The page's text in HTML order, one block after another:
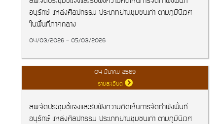
อนุรักษ์ แหล่งศิลปกรรม ประเภทย่านชุมชนเก่า ตามภูมินิเวศ
ในพื้นที่ภาคกลาง
04/03/2026 - 05/03/2026
04 มีนาคม 2569
รายละเอียด
สผ.จัดประชุมชี้แจงและรับฟังความคิดเห็นการจัดทำผังพื้นที่
อนุรักษ์ แหล่งศิลปกรรม ประเภทย่านชุมชนเก่า ตามภูมินิเวศ